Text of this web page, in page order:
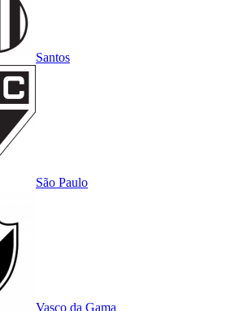
Santos
São Paulo
Vasco da Gama